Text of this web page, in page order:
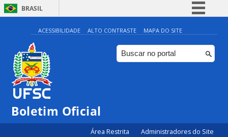
BRASIL
Simplifique!
Comunica BR
Participe
ACESSIBILIDADE ALTO CONTRASTE MAPA DO SITE
Boletim Oficial
Área Restrita Administradores do Site